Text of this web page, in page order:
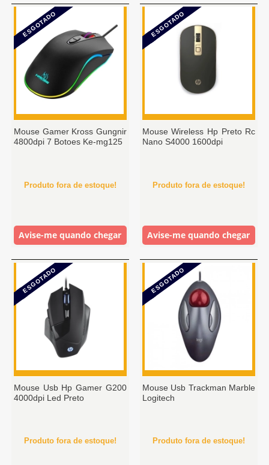
ESGOTADO
Mouse Gamer Kross Gungnir
4800dpi 7 Botoes Ke-mg125
Produto fora de estoque!
Avise-me quando chegar
ESGOTADO
Mouse Wireless Hp Preto Rc
Nano S4000 1600dpi
Produto fora de estoque!
Avise-me quando chegar
ESGOTADO
Mouse Usb Hp Gamer G200
4000dpi Led Preto
Produto fora de estoque!
ESGOTADO
Mouse Usb Trackman Marble
Logitech
Produto fora de estoque!